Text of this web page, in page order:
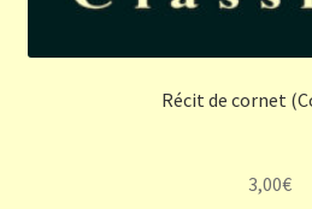
Récit de cornet
3,00€